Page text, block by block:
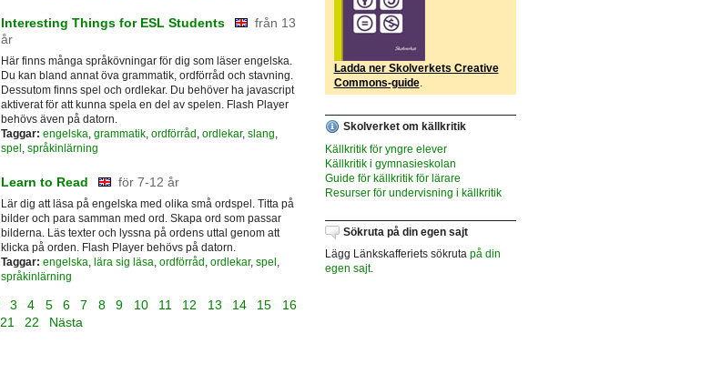
Interesting Things for ESL Students
från 13
år
Här finns många språkövningar för dig som läser engelska.
Du kan bland annat öva grammatik, ordförråd och stavning.
Dessutom finns spel och ordlekar. Du behöver ha javascript
aktiverat för att kunna spela en del av spelen. Flash Player
behövs även på datorn.
Taggar: engelska, grammatik, ordförråd , ordlekar, slang,
spel , språkinlärning
Learn to Read för 7-12 år
Lär dig att läsa på engelska med olika små ordspel. Titta på
bilder och para samman med ord. Skapa ord som passar
bilderna. Läs texter och lyssna på ordens uttal genom att
klicka på orden. Flash Player behövs på datorn.
Taggar: engelska lära sig läsa ordförråd ordlekar, spel
språkinlärning
3 4 5 6 7 8 9 10 11 12 13 14 15
16
21 22 Nästa
Ladda ner Skolverkets Creative
Commons-guide.
Skolverket om källkritik
Källkritik för yngre elever
Källkritik i gymnasieskolan
Guide för källkritik för lärare
Resurser för undervisning i källkritik
Sökruta på din egen sajt
Lägg Länkskafferiets sökruta på din
egen sajt.